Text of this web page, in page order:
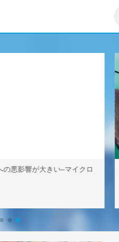
の悪影響が大きい–マイクロ